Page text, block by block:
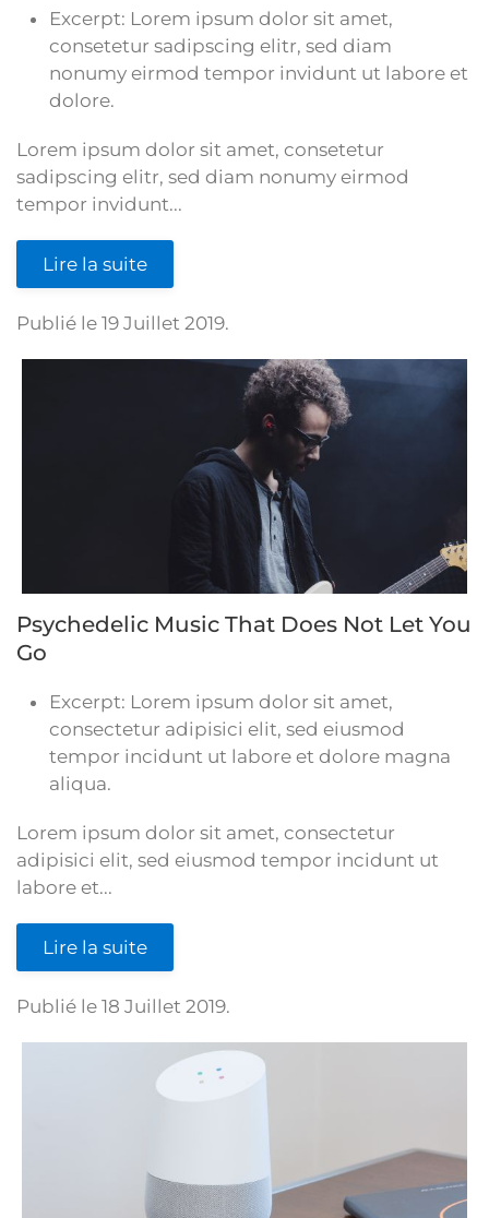
Excerpt: Lorem ipsum dolor sit amet,
consetetur sadipscing elitr, sed diam
nonumy eirmod tempor invidunt ut labore et
dolore.
Lorem ipsum dolor sit amet, consetetur
sadipscing elitr, sed diam nonumy eirmod
tempor invidunt...
Lire la suite
Publié le 19 Juillet 2019.
Psychedelic Music That Does Not Let You
Go
Excerpt: Lorem ipsum dolor sit amet,
consectetur adipisici elit, sed eiusmod
tempor incidunt ut labore et dolore magna
aliqua.
Lorem ipsum dolor sit amet, consectetur
adipisici elit, sed eiusmod tempor incidunt ut
labore et...
Lire la suite
Publié le 18 Juillet 2019.